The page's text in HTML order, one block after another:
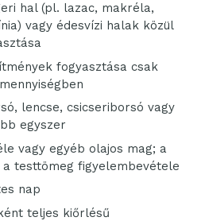
hal (pl. lazac, makréla,
vagy édesvízi halak közül
fogyasztása csak
lencse, csicseriborsó vagy
egyszer
vagy egyéb olajos mag; a
testtömeg figyelembevétele
nap
teljes kiőrlésű